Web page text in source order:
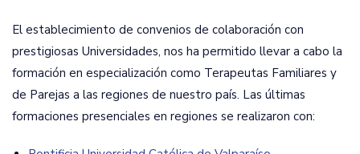
El establecimiento de convenios de colaboración con
prestigiosas Universidades, nos ha permitido llevar a cabo la
formación en especialización como Terapeutas Familiares y
de Parejas a las regiones de nuestro país. Las últimas
formaciones presenciales en regiones se realizaron con: